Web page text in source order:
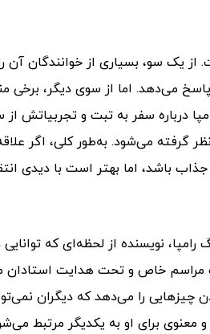
یک سو، بسیاری از خوانندگان آن
می‌دهد. اما از سوی دیگر، برخی
درباره سفر به تبت و تجربیاتش
گرفته می‌شود. به‌طور کلی، اگر
باشد، اما بهتر است با دیدی
نویسنده از لحظه‌ای که
مراسم خاص و تحت هدایت استادان
چیزهایی را می‌دهد که دیگران
معنوی برای او به یکدیگر مرتبط